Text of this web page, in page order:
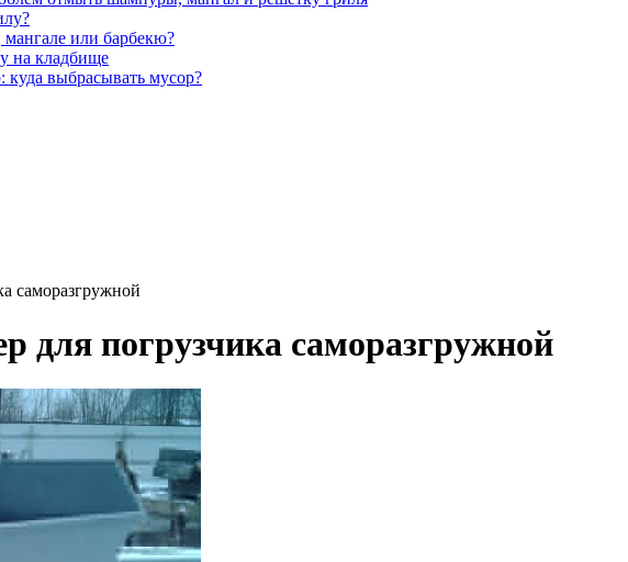
или барбекю?
на кладбище
выбрасывать мусор?
саморазгружной
для погрузчика саморазгружной